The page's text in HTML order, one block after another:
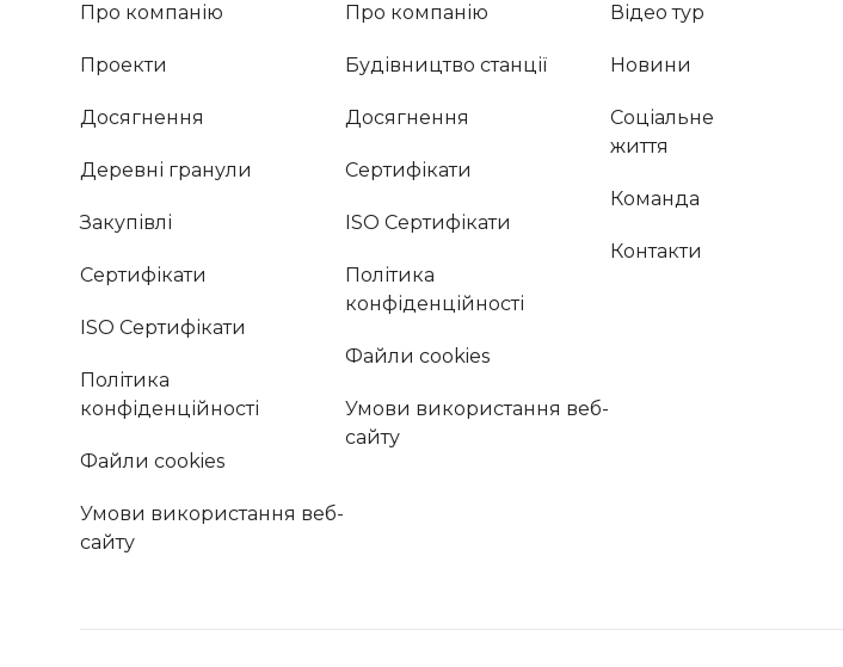
Про компанію
Проекти
Досягнення
Деревні гранули
Закупівлі
Сертифікати
ISO Сертифікати
Політика
конфіденційності
Файли cookies
Умови використання веб-
сайту
Про компанію
Будівництво станції
Досягнення
Сертифікати
ISO Сертифікати
Політика
конфіденційності
Файли cookies
Умови використання веб-
сайту
Відео тур
Новини
Соціальне
життя
Команда
Контакти